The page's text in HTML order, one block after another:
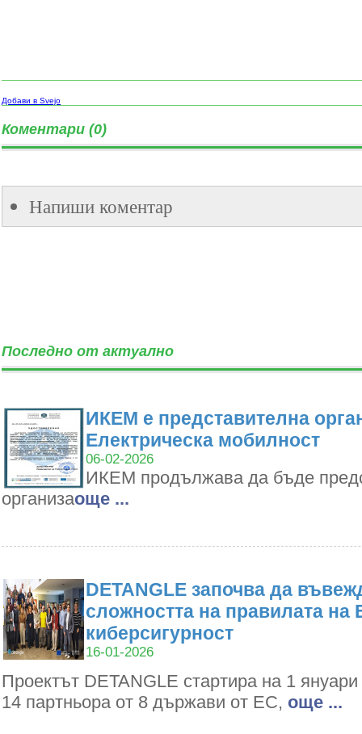
Добави в Svejo
Коментари (0)
Напиши коментар
Последно от актуално
ИКЕМ е представителна
Електрическа мобилност
06-02-2026
ИКЕМ продължава да бъде
организаoще ...
DETANGLE започва да
сложността на правилата на
киберсигурност
16-01-2026
Проектът DETANGLE стартира на 1
14 партньора от 8 държави от ЕС, oще ...